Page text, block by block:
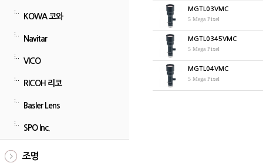
KOWA 코와
Navitar
VICO
RICOH 리코
Basler Lens
SPO Inc.
조명
MGTL03VMC
5 Mega Pixel
MGTL0345VMC
5 Mega Pixel
MGTL04VMC
5 Mega Pixel